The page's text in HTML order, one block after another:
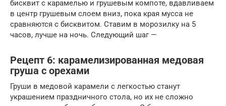
бисквит с карамелью и грушевым компоте, вдавливаем
в центр грушевым слоем вниз, пока края мусса не
сравняются с бисквитом. Ставим в морозилку на 5
часов, лучше на ночь. Следующий шаг —
Рецепт 6: карамелизированная медовая
груша с орехами
Груши в медовой карамели с легкостью станут
украшением праздничного стола, но их не сложно